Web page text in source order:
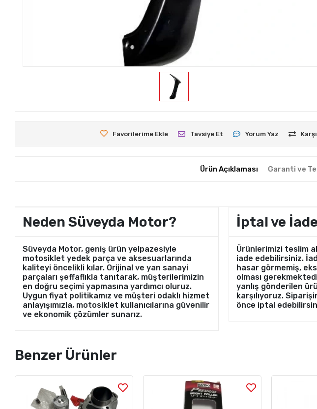
Favorilerime Ekle Tavsiye Et Yorum Yaz
Ürün Açıklaması Garanti ve
Neden Süveyda Motor?
Süveyda Motor, geniş ürün yelpazesiyle
motosiklet yedek parça ve aksesuarlarında
kaliteyi öncelikli kılar. Orijinal ve yan sanayi
parçaları şeffaflıkla tanıtarak, müşterilerimizin
en doğru seçimi yapmasına yardımcı oluruz.
Uygun fiyat politikamız ve müşteri odaklı hizmet
anlayışımızla, motosiklet kullanıcılarına güvenilir
ve ekonomik çözümler sunarız.
İptal ve
Ürünlerimizi teslim
iade edebilirsiniz.
hasar görmemiş,
olması
yanlış gönderilen
karşılıyoruz.
önce iptal
Benzer Ürünler